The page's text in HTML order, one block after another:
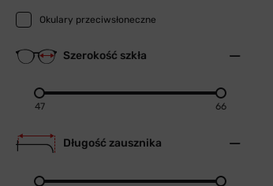
Okulary przeciwsłoneczne
Szerokość szkła
47 66
Długość zausznika